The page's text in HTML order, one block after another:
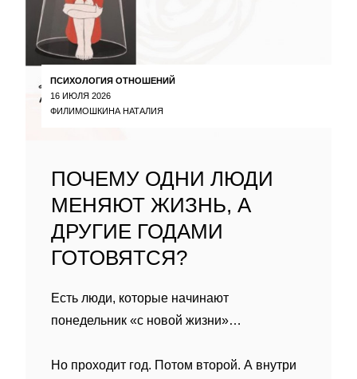
ПСИХОЛОГИЯ ОТНОШЕНИЙ
16 ИЮЛЯ 2026
ФИЛИМОШКИНА НАТАЛИЯ
ПОЧЕМУ ОДНИ ЛЮДИ
МЕНЯЮТ ЖИЗНЬ, А
ДРУГИЕ ГОДАМИ
ГОТОВЯТСЯ?
Есть люди, которые начинают
понедельник «с новой жизни»…
Но проходит год. Потом второй. А внутри